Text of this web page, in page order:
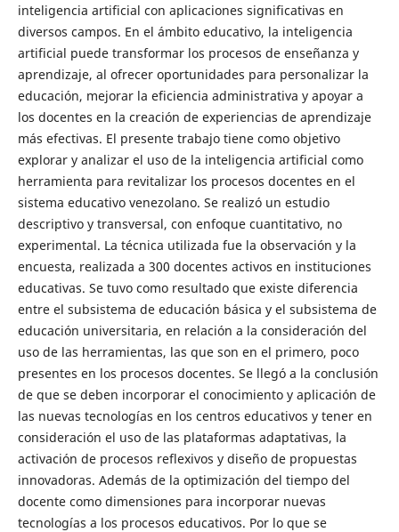
inteligencia artificial con aplicaciones significativas en
diversos campos. En el ámbito educativo, la inteligencia
artificial puede transformar los procesos de enseñanza y
aprendizaje, al ofrecer oportunidades para personalizar la
educación, mejorar la eficiencia administrativa y apoyar a
los docentes en la creación de experiencias de aprendizaje
más efectivas. El presente trabajo tiene como objetivo
explorar y analizar el uso de la inteligencia artificial como
herramienta para revitalizar los procesos docentes en el
sistema educativo venezolano. Se realizó un estudio
descriptivo y transversal, con enfoque cuantitativo, no
experimental. La técnica utilizada fue la observación y la
encuesta, realizada a 300 docentes activos en instituciones
educativas. Se tuvo como resultado que existe diferencia
entre el subsistema de educación básica y el subsistema de
educación universitaria, en relación a la consideración del
uso de las herramientas, las que son en el primero, poco
presentes en los procesos docentes. Se llegó a la conclusión
de que se deben incorporar el conocimiento y aplicación de
las nuevas tecnologías en los centros educativos y tener en
consideración el uso de las plataformas adaptativas, la
activación de procesos reflexivos y diseño de propuestas
innovadoras. Además de la optimización del tiempo del
docente como dimensiones para incorporar nuevas
tecnologías a los procesos educativos. Por lo que se